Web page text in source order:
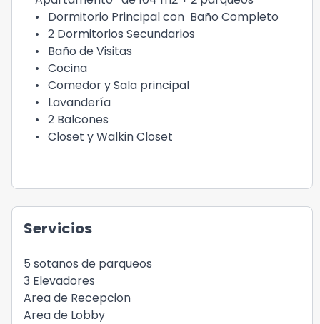
• Dormitorio Principal con Baño Completo
• 2 Dormitorios Secundarios
• Baño de Visitas
• Cocina
• Comedor y Sala principal
• Lavandería
• 2 Balcones
• Closet y Walkin Closet
Servicios
5 sotanos de parqueos
3 Elevadores
Area de Recepcion
Area de Lobby